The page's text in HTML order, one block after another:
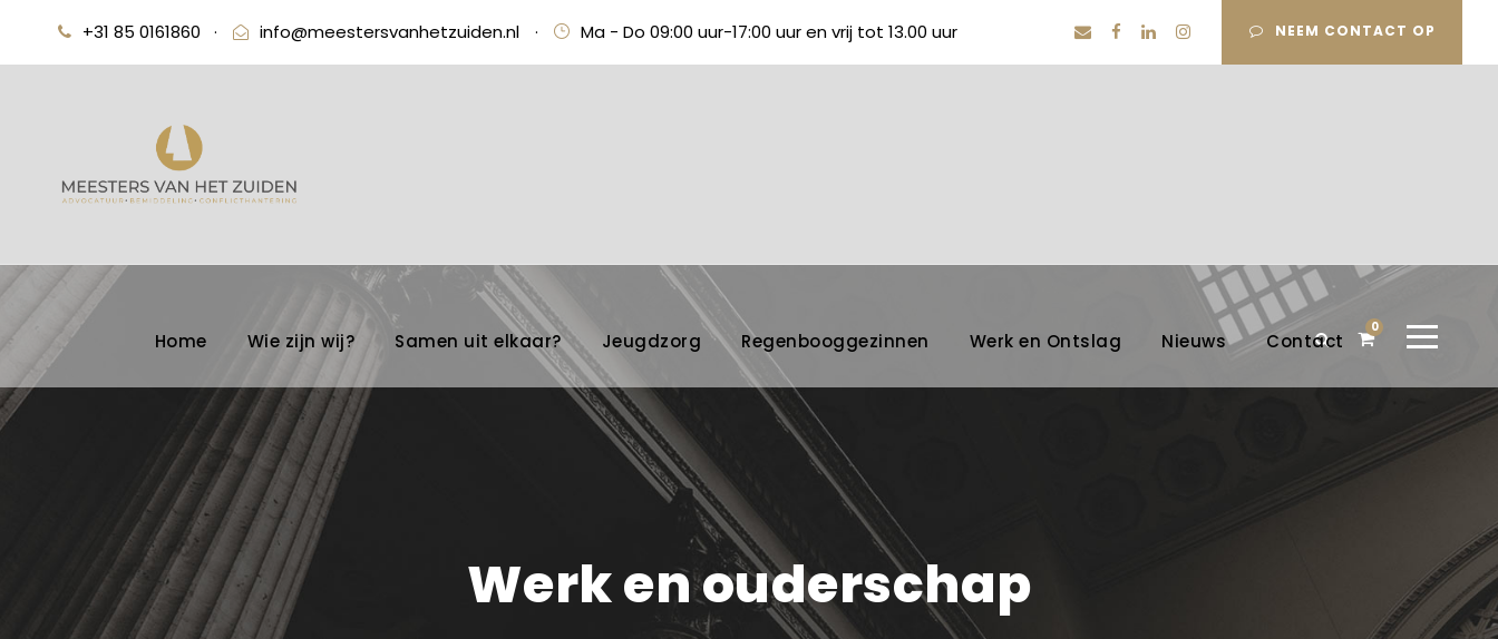
+31 85 0161860 · info@meestersvanhetzuiden.nl · Ma - Do 09:00 uur-17:00 uur en vrij tot 13.00 uur NEEM CONTACT OP
Home Wie zijn wij? Samen uit elkaar? Jeugdzorg Regenbooggezinnen Werk en Ontslag Nieuws Contact
0
Werk en ouderschap